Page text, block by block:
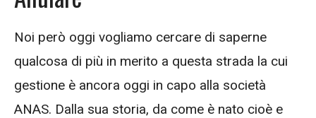
Noi però oggi vogliamo cercare di saperne
qualcosa di più in merito a questa strada la cui
gestione è ancora oggi in capo alla società
ANAS. Dalla sua storia, da come è nato cioè e